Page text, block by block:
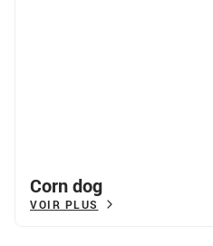
Corn dog
VOIR PLUS